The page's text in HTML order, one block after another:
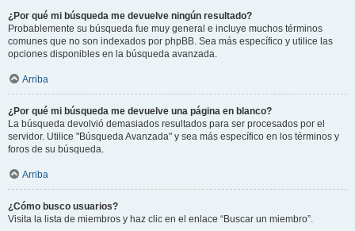
¿Por qué mi búsqueda me devuelve ningún resultado?
Probablemente su búsqueda fue muy general e incluye muchos términos
comunes que no son indexados por phpBB. Sea más específico y utilice las
opciones disponibles en la búsqueda avanzada.
Arriba
¿Por qué mi búsqueda me devuelve una página en blanco?
La búsqueda devolvió demasiados resultados para ser procesados por el
servidor. Utilice "Búsqueda Avanzada" y sea más específico en los términos y
foros de su búsqueda.
Arriba
¿Cómo busco usuarios?
Visita la lista de miembros y haz clic en el enlace “Buscar un miembro”.